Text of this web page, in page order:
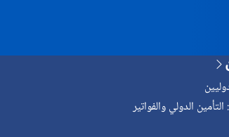
الدولي والفواتير